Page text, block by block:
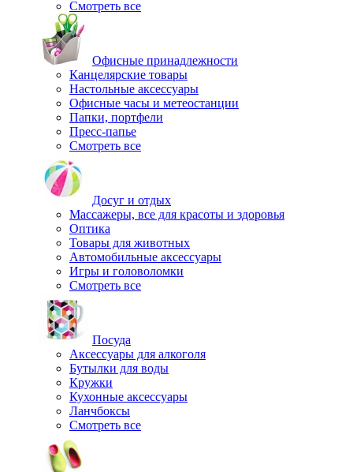
Смотреть все
Офисные принадлежности
Канцелярские товары
Настольные аксессуары
Офисные часы и метеостанции
Папки, портфели
Пресс-папье
Смотреть все
Досуг и отдых
Массажеры, все для красоты и здоровья
Оптика
Товары для животных
Автомобильные аксессуары
Игры и головоломки
Смотреть все
Посуда
Аксессуары для алкоголя
Бутылки для воды
Кружки
Кухонные аксессуары
Ланчбоксы
Смотреть все